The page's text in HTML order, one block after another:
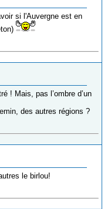
si l'Auvergne est en
! Mais, pas l’ombre d’un
des autres régions ?
le birlou!